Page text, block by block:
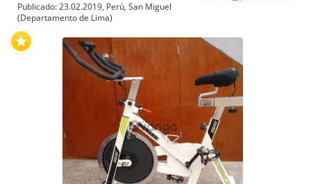
Publicado: 23.02.2019, Perú, San Miguel
(Departamento de Lima)